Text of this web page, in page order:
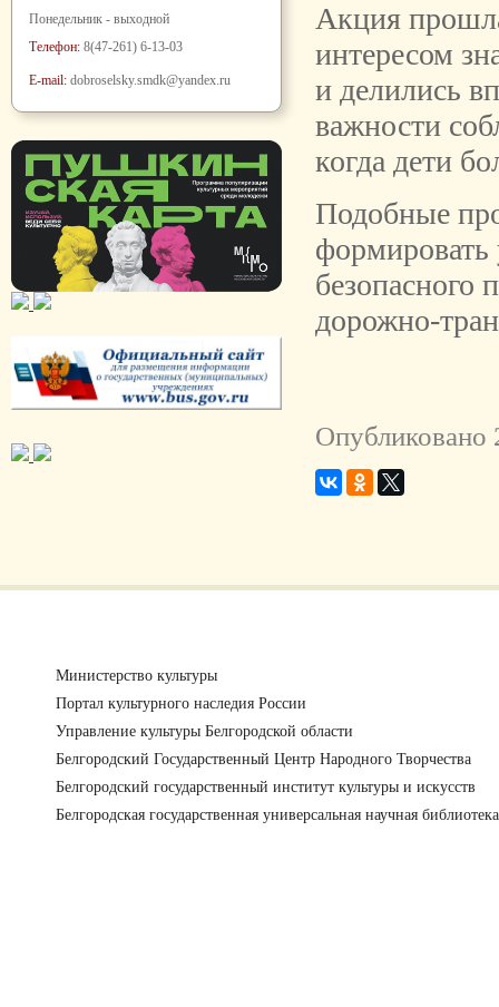
Понедельник - выходной
Телефон: 8(47-261) 6-13-03
E-mail: dobroselsky.smdk@yandex.ru
Акция
интересом
и делились
важности
когда дети
Подобные
формировать
безопасного
дорожно-
Опубликовано
Министерство культуры
Портал культурного наследия России
Управление культуры Белгородской области
Белгородский Государственный Центр Народного Творчества
Белгородский государственный институт культуры и искусств
Белгородская государственная универсальная научная библиотека